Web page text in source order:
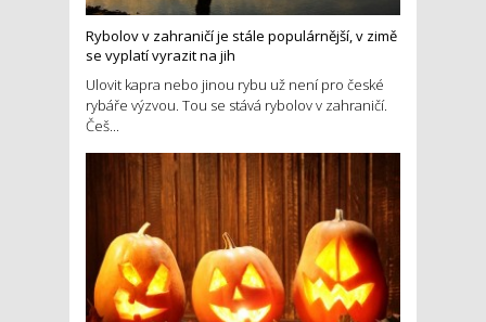
Rybolov v zahraničí je stále populárnější, v zimě
se vyplatí vyrazit na jih
Ulovit kapra nebo jinou rybu už není pro české
rybáře výzvou. Tou se stává rybolov v zahraničí.
Češ...